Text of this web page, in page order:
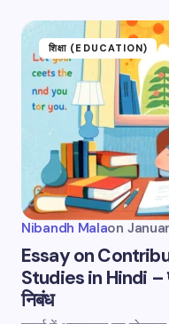
शिक्षा (EDUCATION)
Nibandh Malaon
Essay on
Studies in Hindi –
निबंध